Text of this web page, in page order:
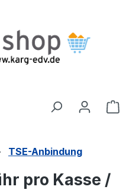
TSE-Anbindung
pro Kasse /